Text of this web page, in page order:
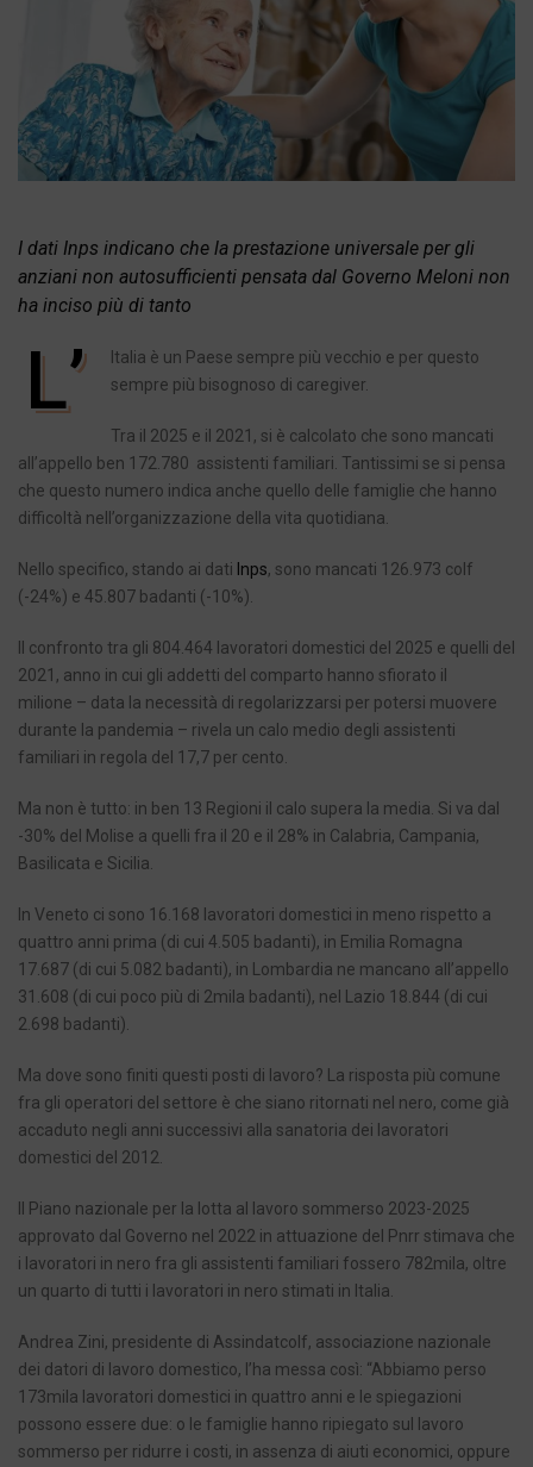
I dati Inps indicano che la prestazione universale per gli
anziani non autosufficienti pensata dal Governo Meloni non
ha inciso più di tanto
L’
Italia è un Paese sempre più vecchio e per questo
sempre più bisognoso di caregiver.
Tra il 2025 e il 2021, si è calcolato che sono mancati
all’appello ben 172.780 assistenti familiari. Tantissimi se si pensa
che questo numero indica anche quello delle famiglie che hanno
difficoltà nell’organizzazione della vita quotidiana.
Nello specifico, stando ai dati Inps, sono mancati 126.973 colf
(-24%) e 45.807 badanti (-10%).
Il confronto tra gli 804.464 lavoratori domestici del 2025 e quelli del
2021, anno in cui gli addetti del comparto hanno sfiorato il
milione – data la necessità di regolarizzarsi per potersi muovere
durante la pandemia – rivela un calo medio degli assistenti
familiari in regola del 17,7 per cento.
Ma non è tutto: in ben 13 Regioni il calo supera la media. Si va dal
-30% del Molise a quelli fra il 20 e il 28% in Calabria, Campania,
Basilicata e Sicilia.
In Veneto ci sono 16.168 lavoratori domestici in meno rispetto a
quattro anni prima (di cui 4.505 badanti), in Emilia Romagna
17.687 (di cui 5.082 badanti), in Lombardia ne mancano all’appello
31.608 (di cui poco più di 2mila badanti), nel Lazio 18.844 (di cui
2.698 badanti).
Ma dove sono finiti questi posti di lavoro? La risposta più comune
fra gli operatori del settore è che siano ritornati nel nero, come già
accaduto negli anni successivi alla sanatoria dei lavoratori
domestici del 2012.
Il Piano nazionale per la lotta al lavoro sommerso 2023-2025
approvato dal Governo nel 2022 in attuazione del Pnrr stimava che
i lavoratori in nero fra gli assistenti familiari fossero 782mila, oltre
un quarto di tutti i lavoratori in nero stimati in Italia.
Andrea Zini, presidente di Assindatcolf, associazione nazionale
dei datori di lavoro domestico, l’ha messa così: “Abbiamo perso
173mila lavoratori domestici in quattro anni e le spiegazioni
possono essere due: o le famiglie hanno ripiegato sul lavoro
sommerso per ridurre i costi, in assenza di aiuti economici, oppure